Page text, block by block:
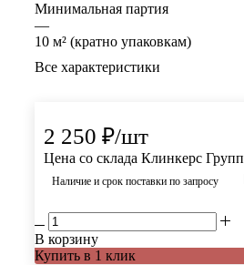
Минимальная партия
—
10 м² (кратно упаковкам)
Все характеристики
2 250 ₽/шт
Цена со склада Клинкерс Групп
Наличие и срок поставки по запросу
В корзину
Купить в 1 клик